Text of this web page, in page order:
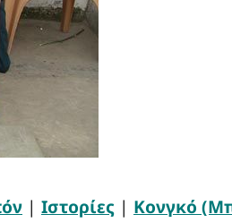
| Ιστορίες | Κονγκό